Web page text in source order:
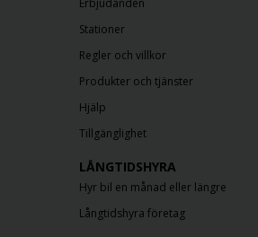
Erbjudanden
Stationer
Regler och villkor
Produkter och tjänster
Hjälp
Tillgänglighet
LÅNGTIDSHYRA
Hyr bil en månad eller längre
Långtidshyra företag